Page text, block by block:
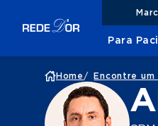
Para
Home / Encontre um